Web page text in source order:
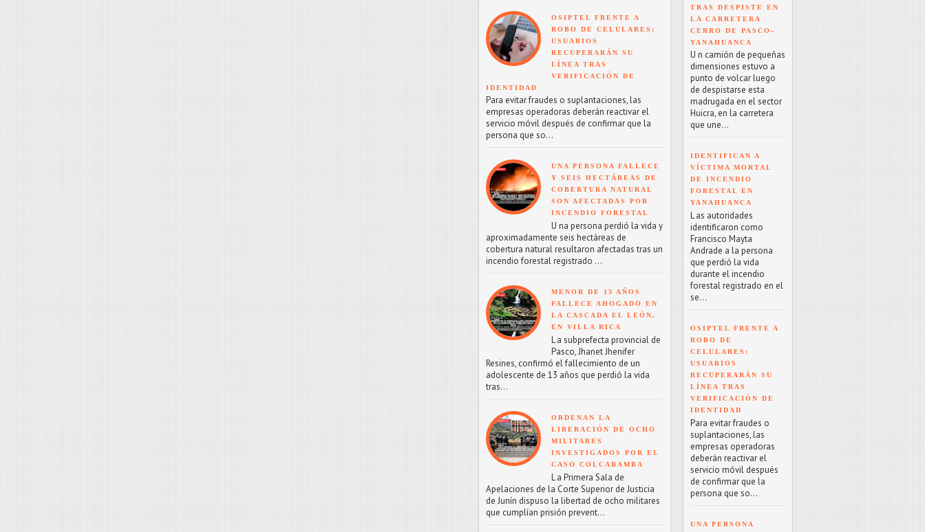
OSIPTEL FRENTE A
ROBO DE CELULARES:
USUARIOS
RECUPERARÁN SU
LÍNEA TRAS
VERIFICACIÓN DE
IDENTIDAD
Para evitar fraudes o suplantaciones, las
empresas operadoras deberán reactivar el
servicio móvil después de confirmar que la
persona que so...
UNA PERSONA FALLECE
Y SEIS HECTÁREAS DE
COBERTURA NATURAL
SON AFECTADAS POR
INCENDIO FORESTAL
U na persona perdió la vida y
aproximadamente seis hectáreas de
cobertura natural resultaron afectadas tras un
incendio forestal registrado ...
MENOR DE 13 AÑOS
FALLECE AHOGADO EN
LA CASCADA EL LEÓN,
EN VILLA RICA
L a subprefecta provincial de
Pasco, Jhanet Jhenifer
Resines, confirmó el fallecimiento de un
adolescente de 13 años que perdió la vida
tras...
ORDENAN LA
LIBERACIÓN DE OCHO
MILITARES
INVESTIGADOS POR EL
CASO COLCABAMBA
L a Primera Sala de
Apelaciones de la Corte Superior de Justicia
de Junín dispuso la libertad de ocho militares
que cumplían prisión prevent...
TRAS DESPISTE EN
LA CARRETERA
CERRO DE PASCO–
YANAHUANCA
U n camión de pequeñas
dimensiones estuvo a
punto de volcar luego
de despistarse esta
madrugada en el sector
Huicra, en la carretera
que une...
IDENTIFICAN A
VÍCTIMA MORTAL
DE INCENDIO
FORESTAL EN
YANAHUANCA
L as autoridades
identificaron como
Francisco Mayta
Andrade a la persona
que perdió la vida
durante el incendio
forestal registrado en el
se...
OSIPTEL FRENTE A
ROBO DE
CELULARES:
USUARIOS
RECUPERARÁN SU
LÍNEA TRAS
VERIFICACIÓN DE
IDENTIDAD
Para evitar fraudes o
suplantaciones, las
empresas operadoras
deberán reactivar el
servicio móvil después
de confirmar que la
persona que so...
UNA PERSONA